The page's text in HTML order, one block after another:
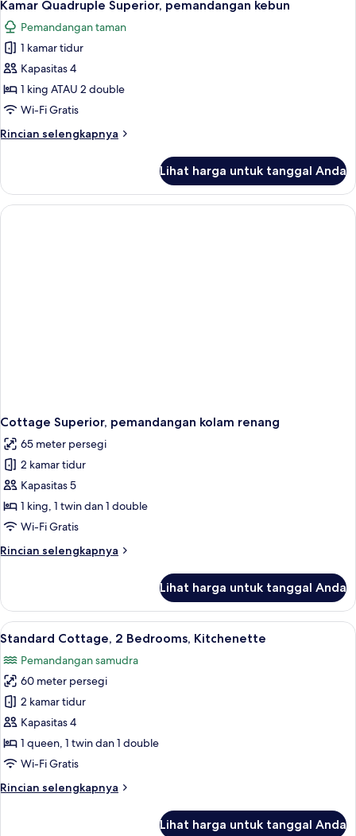
Kamar Quadruple Superior, pemandangan kebun
Pemandangan taman
1 kamar tidur
Kapasitas 4
1 king ATAU 2 double
Wi-Fi Gratis
Rincian selengkapnya
Rincian
Kamar
Quadruple
Superior,
Lihat harga untuk tanggal Anda
Cottage Superior, pemandangan kolam renang
65 meter persegi
2 kamar tidur
Kapasitas 5
1 king, 1 twin dan 1 double
Wi-Fi Gratis
Rincian selengkapnya
Rincian
Cottage
Superior,
pemandangan
renang
Lihat harga untuk tanggal Anda
Lihat
semua
foto
untuk
Standard
Cottage,
2
Bedrooms,
Standard Cottage, 2 Bedrooms,
16
Standard Cottage, 2 Bedrooms, Kitchenette
Pemandangan samudra
60 meter persegi
2 kamar tidur
Kapasitas 4
1 queen, 1 twin dan 1 double
Wi-Fi Gratis
Rincian selengkapnya
Rincian
Lihat harga untuk tanggal Anda